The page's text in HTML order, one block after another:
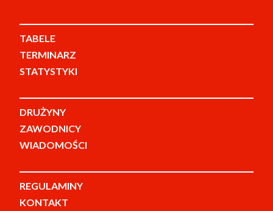
TABELE
TERMINARZ
STATYSTYKI
DRUŻYNY
ZAWODNICY
WIADOMOŚCI
REGULAMINY
KONTAKT